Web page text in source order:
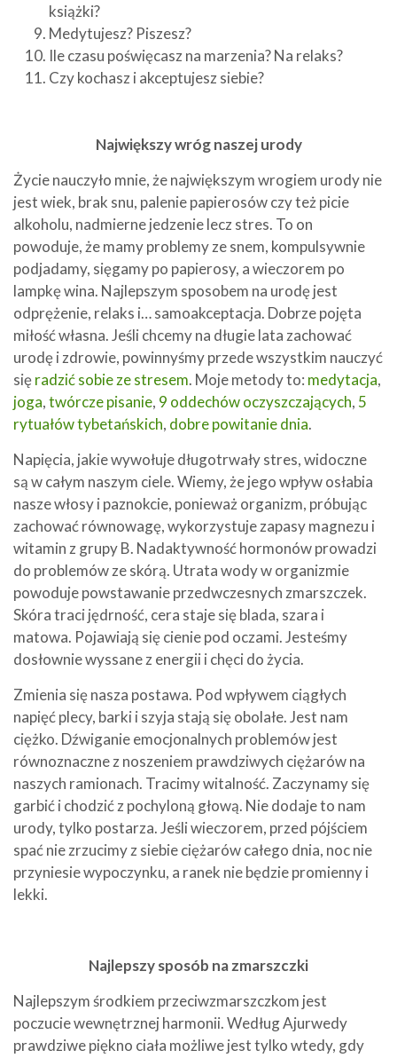
książki?
Medytujesz? Piszesz?
Ile czasu poświęcasz na marzenia? Na relaks?
Czy kochasz i akceptujesz siebie?
Największy wróg naszej urody
Życie nauczyło mnie, że największym wrogiem urody nie
jest wiek, brak snu, palenie papierosów czy też picie
alkoholu, nadmierne jedzenie lecz stres. To on
powoduje, że mamy problemy ze snem, kompulsywnie
podjadamy, sięgamy po papierosy, a wieczorem po
lampkę wina. Najlepszym sposobem na urodę jest
odprężenie, relaks i… samoakceptacja. Dobrze pojęta
miłość własna. Jeśli chcemy na długie lata zachować
urodę i zdrowie, powinnyśmy przede wszystkim nauczyć
sięradzić sobie ze stresem. Moje metody to: medytacja,
joga,twórcze pisanie, 9 oddechów oczyszczających, 5
rytuałów tybetańskich, dobre powitanie dnia.
Napięcia, jakie wywołuje długotrwały stres, widoczne
są w całym naszym ciele. Wiemy, że jego wpływ osłabia
nasze włosy i paznokcie, ponieważ organizm, próbując
zachować równowagę, wykorzystuje zapasy magnezu i
witamin z grupy B. Nadaktywność hormonów prowadzi
do problemów ze skórą. Utrata wody w organizmie
powoduje powstawanie przedwczesnych zmarszczek.
Skóra traci jędrność, cera staje się blada, szara i
matowa. Pojawiają się cienie pod oczami. Jesteśmy
dosłownie wyssane z energii i chęci do życia.
Zmienia się nasza postawa. Pod wpływem ciągłych
napięć plecy, barki i szyja stają się obolałe. Jest nam
ciężko. Dźwiganie emocjonalnych problemów jest
równoznaczne z noszeniem prawdziwych ciężarów na
naszych ramionach. Tracimy witalność. Zaczynamy się
garbić i chodzić z pochyloną głową. Nie dodaje to nam
urody, tylko postarza. Jeśli wieczorem, przed pójściem
spać nie zrzucimy z siebie ciężarów całego dnia, noc nie
przyniesie wypoczynku, a ranek nie będzie promienny i
lekki.
Najlepszy sposób na zmarszczki
Najlepszym środkiem przeciwzmarszczkom jest
poczucie wewnętrznej harmonii. Według Ajurwedy
prawdziwe piękno ciała możliwe jest tylko wtedy, gdy